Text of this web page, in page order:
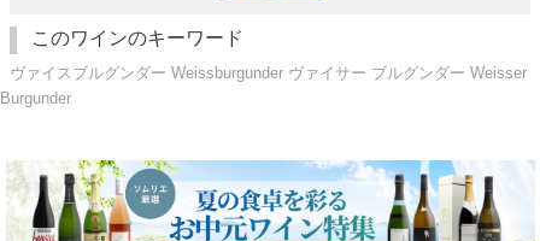
このワインのキーワード
ヴァイスブルグンダー Weissburgunder ヴァイサー ブルグンダー Weisser
Burgunder